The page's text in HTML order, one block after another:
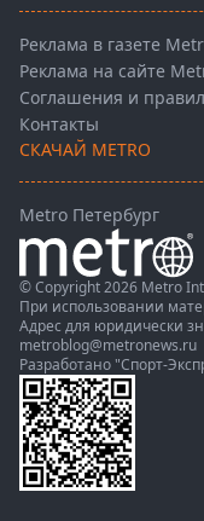
Реклама в газете
Реклама на сайте
Соглашения и
Контакты
СКАЧАЙ METRO
Metro Петербург
© Copyright 2026 Metro
При использовании
Адрес для юридически
metroblog@metronews.ru
Разработано "Спорт-